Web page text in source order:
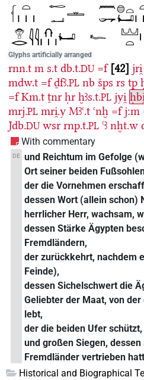
Glyphs artificially arranged
rnn.t m s.t db.t.DU =f 42 jri̯
mdw.t =f ḏfꜣ.PL nb šps rs tp
=f Km.t ṯnr ḥr ḫꜣs.t.PL jyi̯
mrj.PL mri̯.y Mꜣꜥ.t ꜥnḫ =f j:m
Jdb.DU wsr rnp.t.PL ꜥꜣ nḫt.w
With commentary
DE und Reichtum im Gefolge
Ort seiner beiden
der die Vornehmen
dessen Wort (allein schon)
herrlicher Herr, wachsam,
dessen Stärke Ägypten
Fremdländern,
der zurückkehrt, nachdem
Feinde),
dessen Sichelschwert die
Geliebter der Maat, von
lebt,
der die beiden Ufer
und großen Siegen,
Fremdländer vertrieben
Historical and Biographical